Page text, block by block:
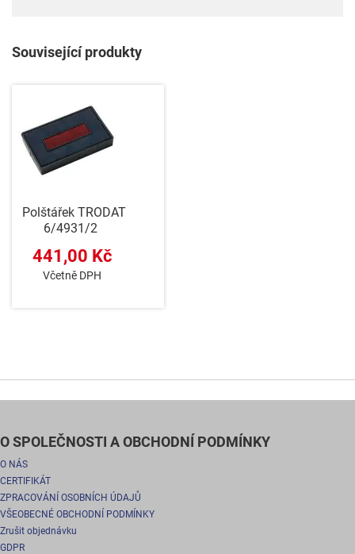
Související produkty
Polštářek TRODAT
6/4931/2
441,00 Kč
Včetně DPH
O SPOLEČNOSTI A OBCHODNÍ PODMÍNKY
O NÁS
CERTIFIKÁT
ZPRACOVÁNÍ OSOBNÍCH ÚDAJŮ
VŠEOBECNÉ OBCHODNÍ PODMÍNKY
Zrušit objednávku
GDPR